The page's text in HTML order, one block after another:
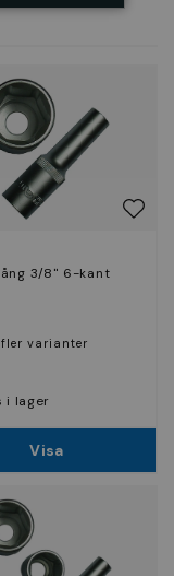
3/8" 6-kant
varianter
i lager
Visa